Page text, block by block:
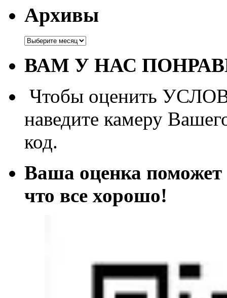
Архивы
Архивы
ВАМ У НАС
Чтобы оценить
наведите камеру
код.
Ваша оценка поможет
что все хорошо!